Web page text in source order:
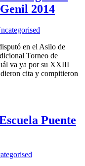
2014
en el Asilo de
Torneo de
va ya por su XXIII
cita y compitieron
Puente